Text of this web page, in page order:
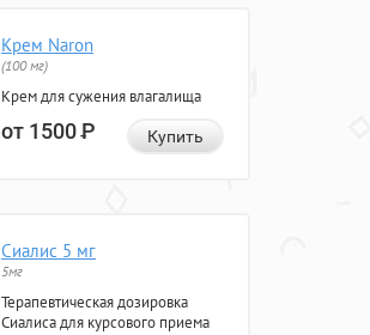
Крем Naron
(100 мг)
Крем для сужения влагалища
от 1500Р Купить
Сиалис 5 мг
5мг
Терапевтическая дозировка
Сиалиса для курсового приема